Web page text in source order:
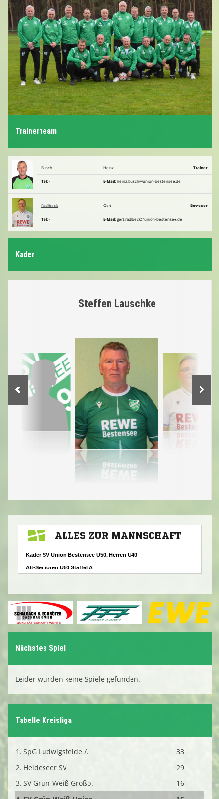
Spielplan
Sponsoren
Fan- und Trainingskleidung - Shop
Unser Verein live auf fußball.de
Trainerteam
Busch Heinz Trainer
Tel:- E-Mail:heinz.busch@union-bestensee.de
Radlbeck Gert Betreuer
Tel:- E-Mail:gert.radlbeck@union-bestensee.de
Kader
Steffen Lauschke
Nächstes Spiel
Leider wurden keine Spiele gefunden.
Tabelle Kreisliga
1. SpG Ludwigsfelde /.
33
2. Heideseer SV
29
3. SV Grün-Weiß Großb.
16